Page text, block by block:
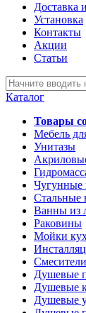
Доставка
Установка
Контакты
Акции
Статьи
Каталог
Товары
Мебель
Унитазы
Чугунные
Стальные
Ванны из
Раковины
Мойки
Смесители
Душевые
Душевые
Душевые